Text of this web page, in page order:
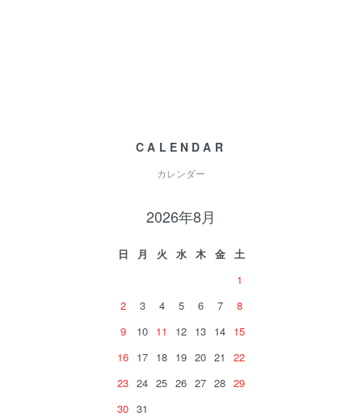
CALENDAR
カレンダー
2026年8月
日 月 火 水 木 金
土
1
2
3 4 5 6 7
8
9
10 11 12 13 14 15
16 17 18 19 20 21
22
23 24 25 26 27 28 29
30 31